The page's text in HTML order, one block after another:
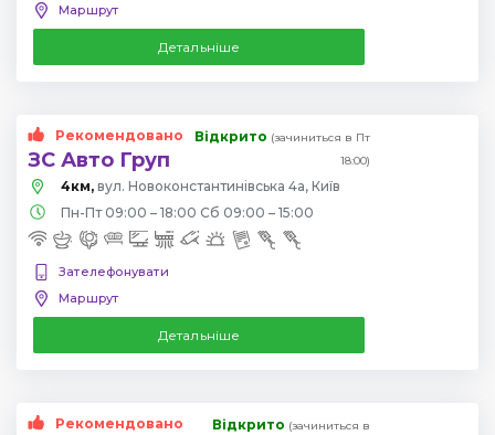
Маршрут
Детальніше
Рекомендовано
ЗС Авто Груп
Відкрито (зачиниться в Пт
18:00)
4км, вул. Новоконстантинівська 4а, Київ
Пн-Пт 09:00 – 18:00 Сб 09:00 – 15:00
Зателефонувати
Маршрут
Детальніше
Рекомендовано Відкрито (зачиниться в